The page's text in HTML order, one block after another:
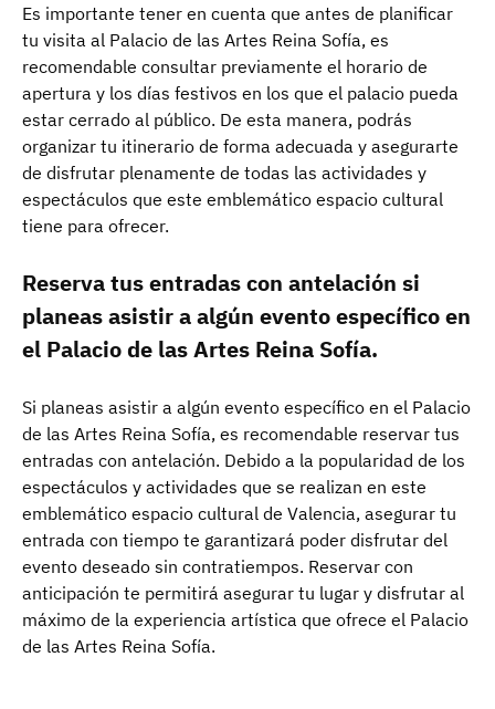
Es importante tener en cuenta que antes de planificar
tu visita al Palacio de las Artes Reina Sofía, es
recomendable consultar previamente el horario de
apertura y los días festivos en los que el palacio pueda
estar cerrado al público. De esta manera, podrás
organizar tu itinerario de forma adecuada y asegurarte
de disfrutar plenamente de todas las actividades y
espectáculos que este emblemático espacio cultural
tiene para ofrecer.
Reserva tus entradas con antelación si
planeas asistir a algún evento específico en
el Palacio de las Artes Reina Sofía.
Si planeas asistir a algún evento específico en el Palacio
de las Artes Reina Sofía, es recomendable reservar tus
entradas con antelación. Debido a la popularidad de los
espectáculos y actividades que se realizan en este
emblemático espacio cultural de Valencia, asegurar tu
entrada con tiempo te garantizará poder disfrutar del
evento deseado sin contratiempos. Reservar con
anticipación te permitirá asegurar tu lugar y disfrutar al
máximo de la experiencia artística que ofrece el Palacio
de las Artes Reina Sofía.